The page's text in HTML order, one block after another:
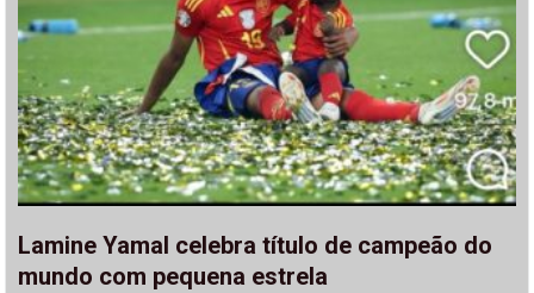
Lamine Yamal celebra título de campeão do
mundo com pequena estrela